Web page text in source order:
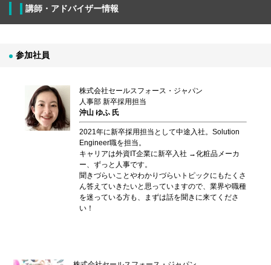
講師・アドバイザー情報
参加社員
株式会社セールスフォース・ジャパン
人事部 新卒採用担当
沖山 ゆふ 氏
2021年に新卒採用担当として中途入社。Solution
Engineer職を担当。
キャリアは外資IT企業に新卒入社 →化粧品メーカ
ー、ずっと人事です。
聞きづらいことやわかりづらいトピックにもたくさ
ん答えていきたいと思っていますので、業界や職種
を迷っている方も、まずは話を聞きに来てくださ
い！